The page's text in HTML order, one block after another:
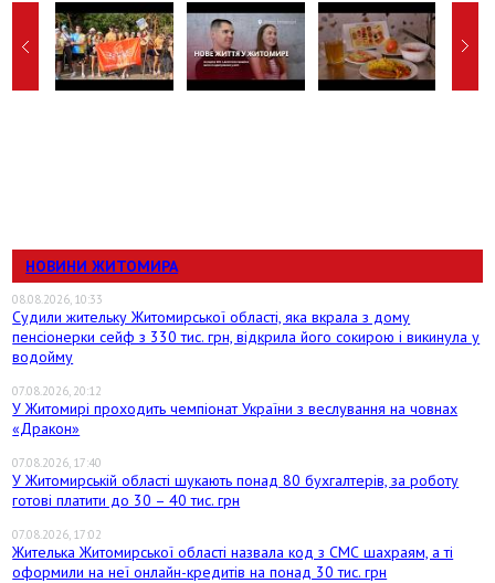
НОВИНИ ЖИТОМИРА
08.08.2026, 10:33
Судили жительку Житомирської області, яка вкрала з дому
пенсіонерки сейф з 330 тис. грн, відкрила його сокирою і викинула у
водойму
07.08.2026, 20:12
У Житомирі проходить чемпіонат України з веслування на човнах
«Дракон»
07.08.2026, 17:40
У Житомирській області шукають понад 80 бухгалтерів, за роботу
готові платити до 30 – 40 тис. грн
07.08.2026, 17:02
Жителька Житомирської області назвала код з СМС шахраям, а ті
оформили на неї онлайн-кредитів на понад 30 тис. грн